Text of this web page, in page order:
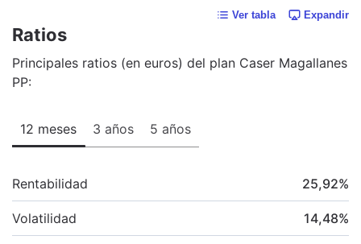
Ver tabla Expandir
Ratios
Principales ratios (en euros) del plan Caser Magallanes
PP:
12 meses 3 años 5 años
Rentabilidad 25,92%
Volatilidad 14,48%